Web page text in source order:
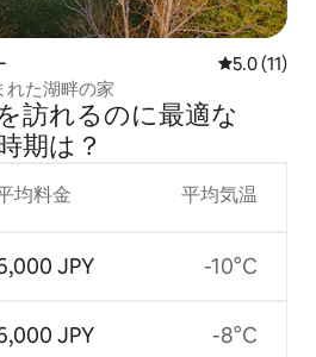
レビュー11
5.0 (11)
れた湖畔の家
訪⁠れ⁠るの⁠に最⁠適⁠な
期⁠は⁠？
均料金
JPY
JPY
平均気温
-10°C
-8°C